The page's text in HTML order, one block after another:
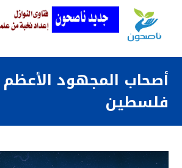
أصحاب المجهود
فلسطين